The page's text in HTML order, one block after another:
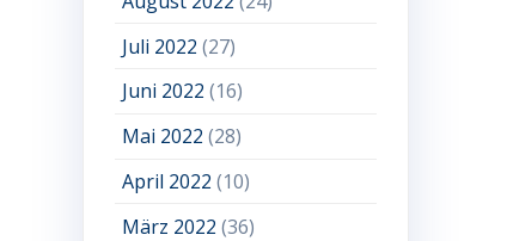
Juli 2022 (27)
Juni 2022 (16)
Mai 2022 (28)
April 2022 (10)
März 2022 (36)